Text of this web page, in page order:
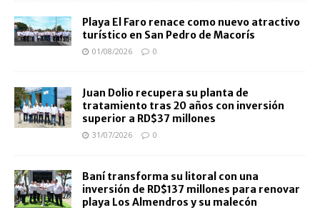
Playa El Faro renace como nuevo atractivo
turístico en San Pedro de Macorís
01/08/2026 0
Juan Dolio recupera su planta de
tratamiento tras 20 años con inversión
superior a RD$37 millones
31/07/2026 0
Baní transforma su litoral con una
inversión de RD$137 millones para renovar
playa Los Almendros y su malecón